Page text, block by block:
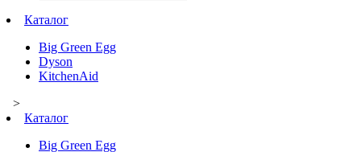
Каталог
Big Green Egg
Dyson
KitchenAid
>
Каталог
Big Green Egg